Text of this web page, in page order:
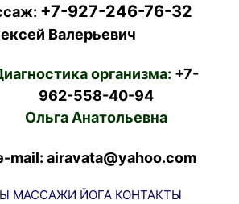
+7-927-246-76-32
Валерьевич
организма: +7-
962-558-40-94
Ольга Анатольевна
mail: airavata@yahoo.com
МАССАЖИ ЙОГА КОНТАКТЫ